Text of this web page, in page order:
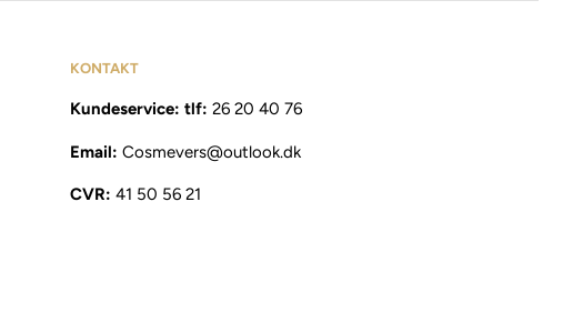
KONTAKT
Kundeservice: tlf: 26 20 40 76
Email: Cosmevers@outlook.dk
CVR: 41 50 56 21